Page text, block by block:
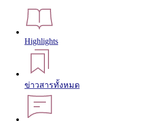
Highlights
ข่าวสารทั้งหมด